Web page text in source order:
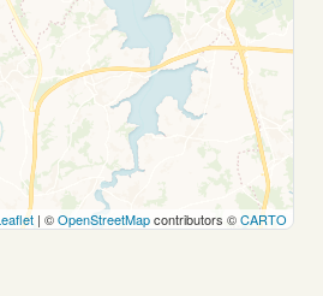
| ©OpenStreetMapcontributors ©CARTO